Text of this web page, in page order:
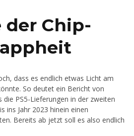
der Chip-
dass es endlich etwas Licht am
So deutet ein Bericht von
die PS5-Lieferungen in der zweiten
ins Jahr 2023 hinein einen
Bereits ab jetzt soll es also endlich